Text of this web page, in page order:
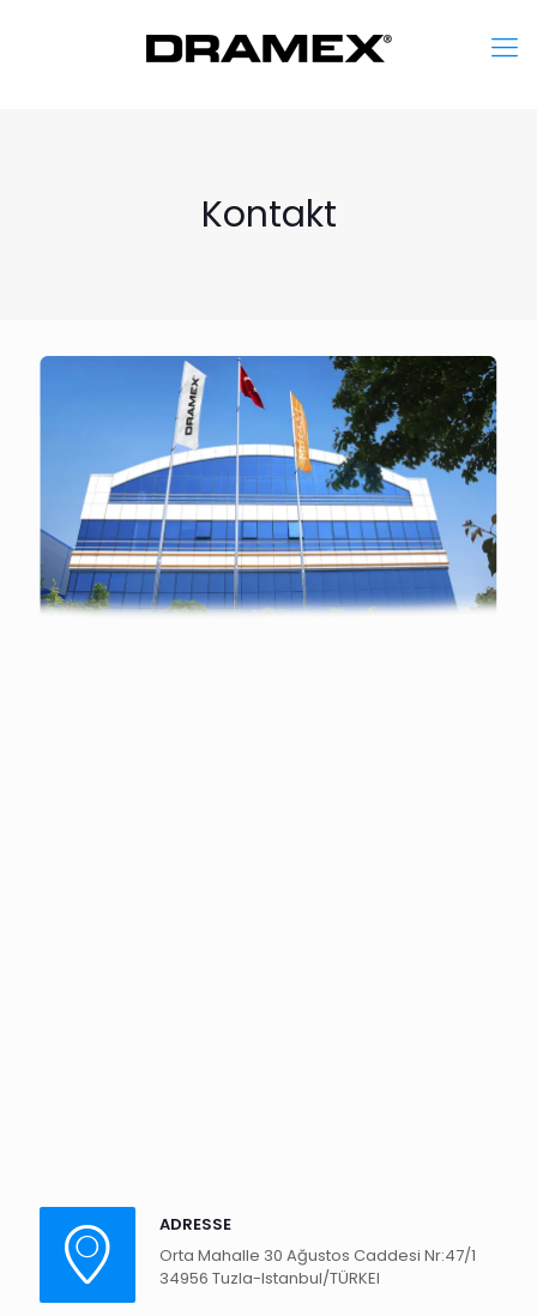
Kontakt
ADRESSE
Orta Mahalle 30 Ağustos Caddesi Nr:47/1
34956 Tuzla-Istanbul/TÜRKEI